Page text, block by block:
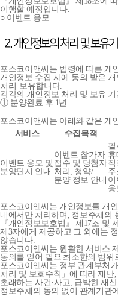
이행할 예정입니다.
○ 이벤트 응모
포스코이앤씨는 법령에 따른 개
개인정보 수집 시에 동의 받은
처리·보유합니다.
각각의 개인정보 처리 및 보유
① 분양완료 후 1년
포스코이앤씨는 아래와 같은 개
서비스
수집목적
이벤트 응모 및
분양단지 안내
이벤트 참가자
접수 및 당첨자
처리, 청약/
분양 정보 안내
필
휴
직
주
이
응
포스코이앤씨는 개인정보를 개
내에서만 처리하며, 정보주체의
『개인정보보호법』 제17조 및
제3자에게 제공하고 그 외에는
않습니다.
포스코이앤씨는 원활한 서비스
동의를 얻어 필요 최소한의 범위
포스코이앤씨는 정부 관계부처
처리 및 보호수칙」에 따라 재난
초래하는 사건·사고, 급박한 재
정보주체의 동의 없이 관계기관